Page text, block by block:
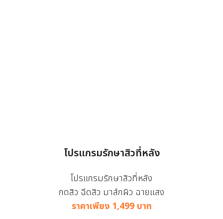
โปรแกรมรักษาสิวที่หลัง
โปรแกรมรักษาสิวที่หลัง
กดสิว ฉีดสิว มาส์กผิว ฉายแสง
ราคาเพียง 1,499 บาท